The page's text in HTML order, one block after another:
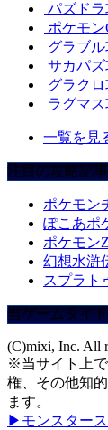
パズドラ
ポケモ
グラブル
サカパズ
グラクロ
ラグマス
一覧を見
注目の攻略記事
ポケモン
ぽこあポ
ポケモン
幻想水滸
スプラト
当ゲームタイ
(C)mixi, Inc. All
※当サイト上
権、その他知
ます。
▶モンスター